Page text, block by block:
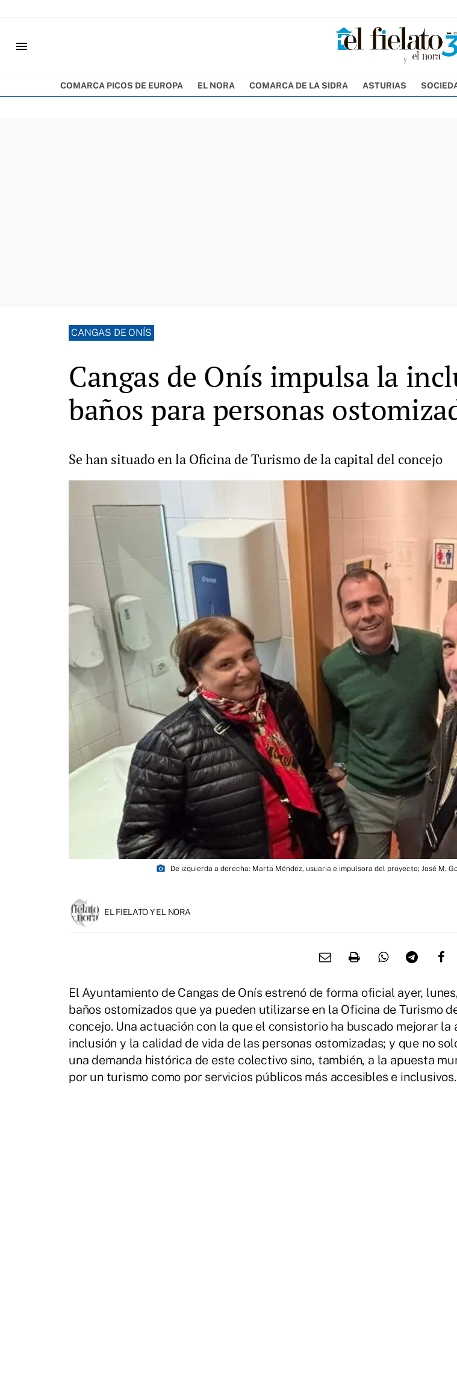
menu
COMARCA PICOS DE EUROPA EL NORA COMARCA DE LA SIDRA ASTURIAS
CANGAS DE ONÍS
Cangas de Onís impulsa la
baños para personas
Se han situado en la Oficina de Turismo de la capital del concejo
photo_camera De izquierda a derecha: Marta Méndez, usuaria e impulsora del proyecto; José M.
EL FIELATO Y EL NORA
El Ayuntamiento de Cangas de Onís estrenó de forma oficial ayer,
baños ostomizados que ya pueden utilizarse en la Oficina de Turismo
concejo. Una actuación con la que el consistorio ha buscado mejorar la
inclusión y la calidad de vida de las personas ostomizadas; y que no
una demanda histórica de este colectivo sino, también, a la apuesta
por un turismo como por servicios públicos más accesibles e inclusivos.